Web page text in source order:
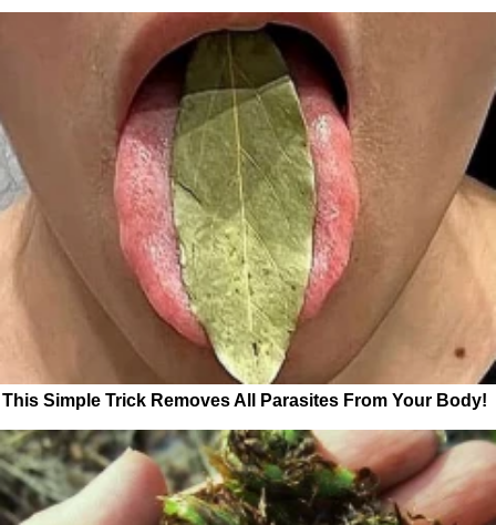
This Simple Trick Removes All Parasites From Your Body!